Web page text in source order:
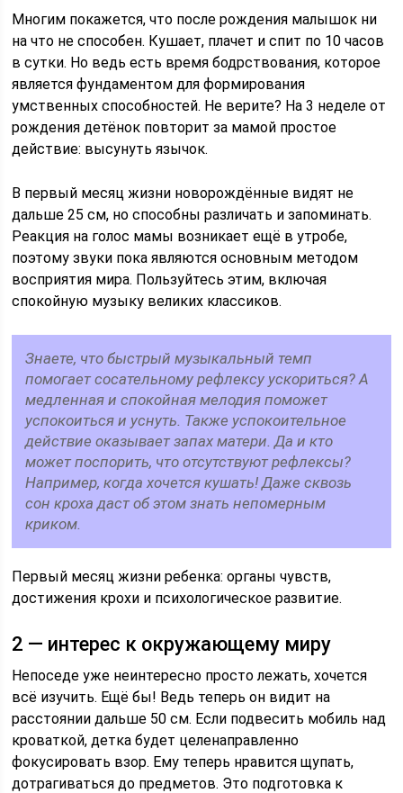
Многим покажется, что после рождения малышок ни
на что не способен. Кушает, плачет и спит по 10 часов
в сутки. Но ведь есть время бодрствования, которое
является фундаментом для формирования
умственных способностей. Не верите? На 3 неделе от
рождения детёнок повторит за мамой простое
действие: высунуть язычок.
В первый месяц жизни новорождённые видят не
дальше 25 см, но способны различать и запоминать.
Реакция на голос мамы возникает ещё в утробе,
поэтому звуки пока являются основным методом
восприятия мира. Пользуйтесь этим, включая
спокойную музыку великих классиков.
Знаете, что быстрый музыкальный темп
помогает сосательному рефлексу ускориться? А
медленная и спокойная мелодия поможет
успокоиться и уснуть. Также успокоительное
действие оказывает запах матери. Да и кто
может поспорить, что отсутствуют рефлексы?
Например, когда хочется кушать! Даже сквозь
сон кроха даст об этом знать непомерным
криком.
Первый месяц жизни ребенка: органы чувств,
достижения крохи и психологическое развитие.
2 — интерес к окружающему миру
Непоседе уже неинтересно просто лежать, хочется
всё изучить. Ещё бы! Ведь теперь он видит на
расстоянии дальше 50 см. Если подвесить мобиль над
кроваткой, детка будет целенаправленно
фокусировать взор. Ему теперь нравится щупать,
дотрагиваться до предметов. Это подготовка к